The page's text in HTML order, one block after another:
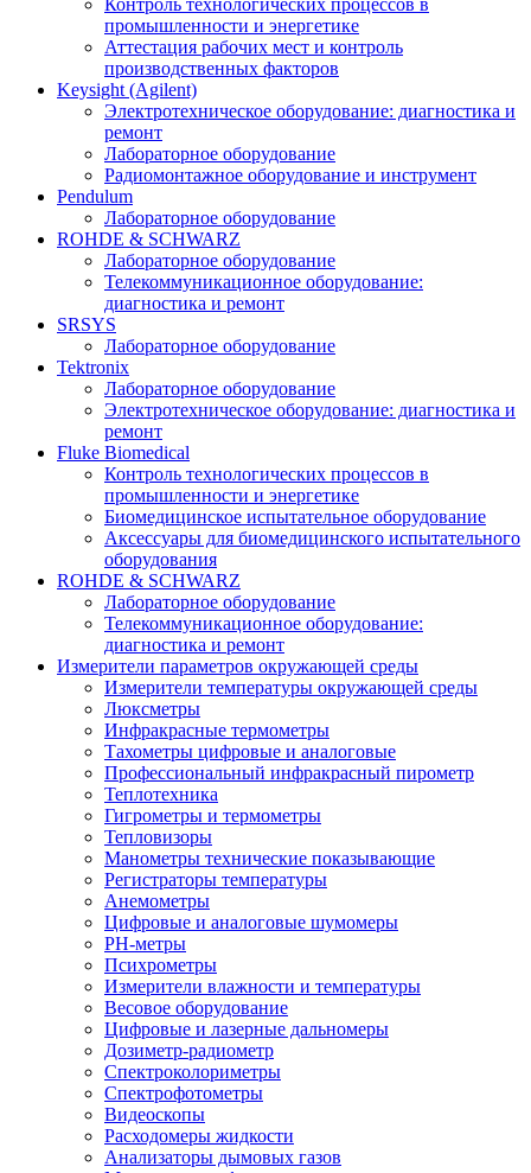
Контроль технологических процессов в
промышленности и энергетике
Аттестация рабочих мест и контроль
производственных факторов
Keysight (Agilent)
Электротехническое оборудование: диагностика и
ремонт
Лабораторное оборудование
Радиомонтажное оборудование и инструмент
Pendulum
Лабораторное оборудование
ROHDE & SCHWARZ
Лабораторное оборудование
Телекоммуникационное оборудование:
диагностика и ремонт
SRSYS
Лабораторное оборудование
Tektronix
Лабораторное оборудование
Электротехническое оборудование: диагностика и
ремонт
Fluke Biomedical
Контроль технологических процессов в
промышленности и энергетике
Биомедицинское испытательное оборудование
Аксессуары для биомедицинского испытательного
оборудования
ROHDE & SCHWARZ
Лабораторное оборудование
Телекоммуникационное оборудование:
диагностика и ремонт
Измерители параметров окружающей среды
Измерители температуры окружающей среды
Люксметры
Инфракрасные термометры
Тахометры цифровые и аналоговые
Профессиональный инфракрасный пирометр
Теплотехника
Гигрометры и термометры
Тепловизоры
Манометры технические показывающие
Регистраторы температуры
Анемометры
Цифровые и аналоговые шумомеры
PH-метры
Психрометры
Измерители влажности и температуры
Весовое оборудование
Цифровые и лазерные дальномеры
Дозиметр-радиометр
Спектроколориметры
Спектрофотометры
Видеоскопы
Расходомеры жидкости
Анализаторы дымовых газов